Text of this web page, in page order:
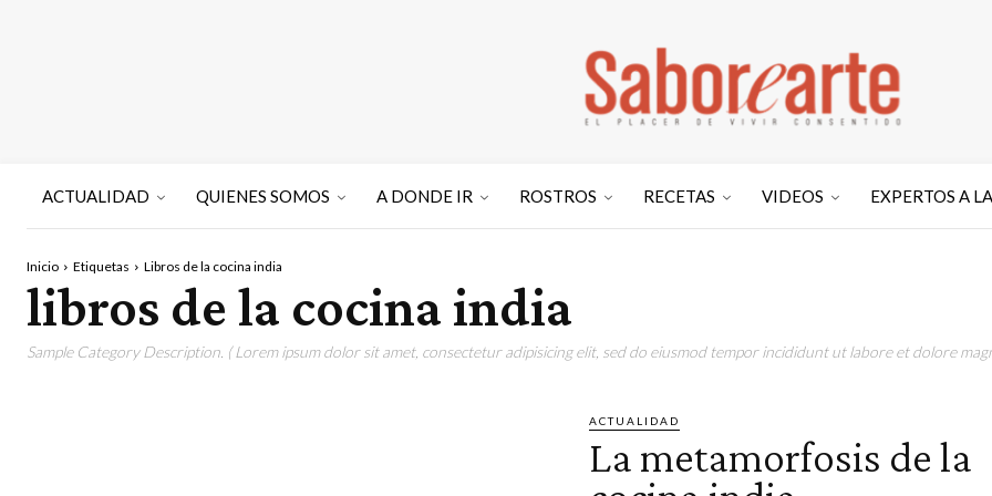
ACTUALIDAD QUIENES SOMOS A DONDE IR ROSTROS RECETAS VIDEOS EXPERTOS A
Inicio Etiquetas Libros de la cocina india
libros de la cocina india
Sample Category Description. ( Lorem ipsum dolor sit amet, consectetur adipisicing elit, sed do eiusmod tempor incididunt ut labore et dolore
ACTUALIDAD
La metamorfosis de la